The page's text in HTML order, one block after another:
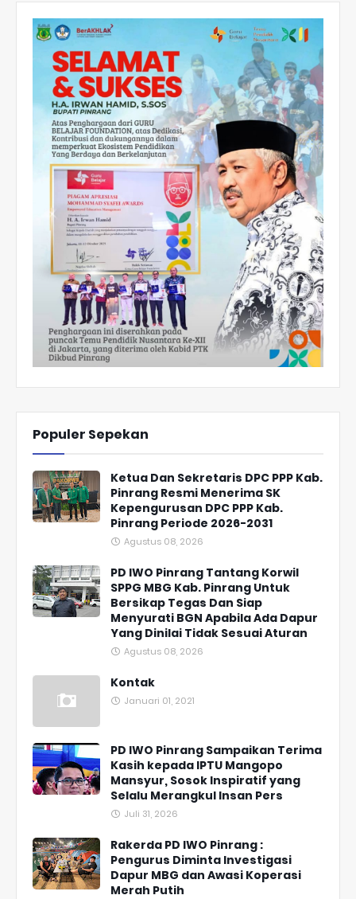
Populer Sepekan
Ketua Dan Sekretaris DPC PPP Kab.
Pinrang Resmi Menerima SK
Kepengurusan DPC PPP Kab.
Pinrang Periode 2026-2031
Agustus 08, 2026
PD IWO Pinrang Tantang Korwil
SPPG MBG Kab. Pinrang Untuk
Bersikap Tegas Dan Siap
Menyurati BGN Apabila Ada Dapur
Yang Dinilai Tidak Sesuai Aturan
Agustus 08, 2026
Kontak
Januari 01, 2021
PD IWO Pinrang Sampaikan Terima
Kasih kepada IPTU Mangopo
Mansyur, Sosok Inspiratif yang
Selalu Merangkul Insan Pers
Juli 31, 2026
Rakerda PD IWO Pinrang :
Pengurus Diminta Investigasi
Dapur MBG dan Awasi Koperasi
Merah Putih